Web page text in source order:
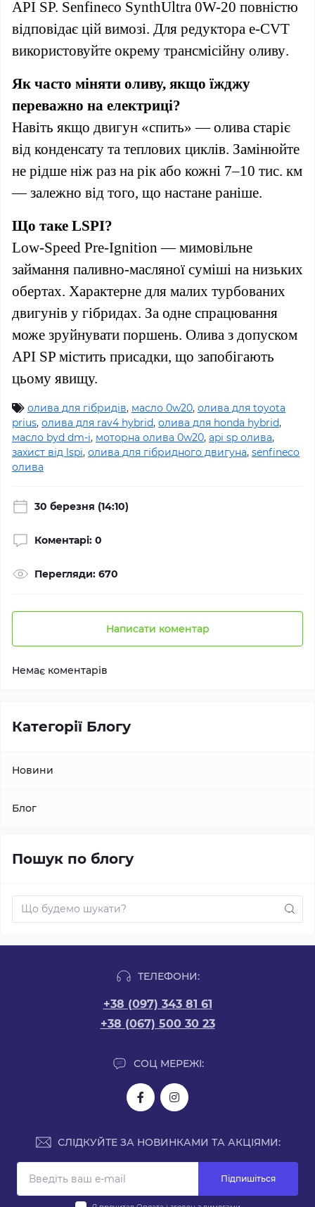
API SP. Senfineco SynthUltra 0W-20 повністю
відповідає цій вимозі. Для редуктора e-CVT
використовуйте окрему трансмісійну оливу.
Як часто міняти оливу, якщо їжджу
переважно на електриці?
Навіть якщо двигун «спить» — олива старіє
від конденсату та теплових циклів. Замінюйте
не рідше ніж раз на рік або кожні 7–10 тис. км
— залежно від того, що настане раніше.
Що таке LSPI?
Low-Speed Pre-Ignition — мимовільне
займання паливно-масляної суміші на низьких
обертах. Характерне для малих турбованих
двигунів у гібридах. За одне спрацювання
може зруйнувати поршень. Олива з допуском
API SP містить присадки, що запобігають
цьому явищу.
олива для гібридів, масло 0w20, олива для toyota
prius, олива для rav4 hybrid, олива для honda hybrid,
масло byd dm-i, моторна олива 0w20, api sp олива,
захист від lspi, олива для гібридного двигуна, senfineco
олива
30 березня (14:10)
Коментарі: 0
Перегляди: 670
Написати коментар
Немає коментарів
Категорії Блогу
Новини
Блог
Пошук по блогу
ТЕЛЕФОНИ:
+38 (097) 343 81 61
+38 (067) 500 30 23
СОЦ МЕРЕЖІ:
СЛІДКУЙТЕ ЗА НОВИНКАМИ ТА АКЦІЯМИ:
Підпишіться